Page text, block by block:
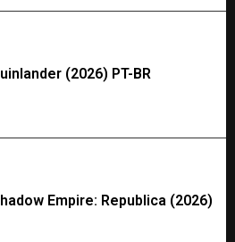
(2026) PT-BR
Empire: Republica (2026)